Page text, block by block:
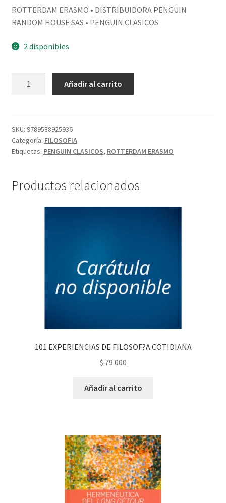
ROTTERDAM ERASMO • DISTRIBUIDORA PENGUIN
RANDOM HOUSE SAS • PENGUIN CLASICOS
2 disponibles
Añadir al carrito
SKU: 9789588925936
Categoría: FILOSOFIA
Etiquetas: PENGUIN CLASICOS, ROTTERDAM ERASMO
Productos relacionados
101 EXPERIENCIAS DE FILOSOF?A COTIDIANA
$ 79.000
Añadir al carrito